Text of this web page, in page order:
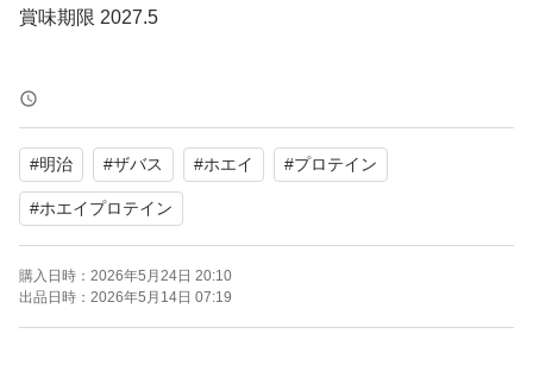
賞味期限 2027.5
即購入OK
24時間以内の配送手続きを心がけております
簡易包装、リサイクル包装となります
そのまま袋に入れて発送致します
#明治 #ザバス #ホエイ #プロテイン
#ホエイプロテイン
購入日時： 2026年5月24日 20:10
出品日時： 2026年5月14日 07:19